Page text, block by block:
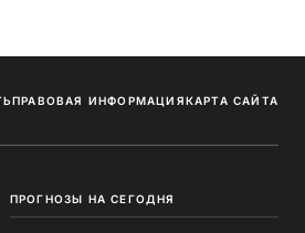
ПРАВОВАЯ ИНФОРМАЦИЯКАРТА САЙТА
ПРОГНОЗЫ НА СЕГОДНЯ